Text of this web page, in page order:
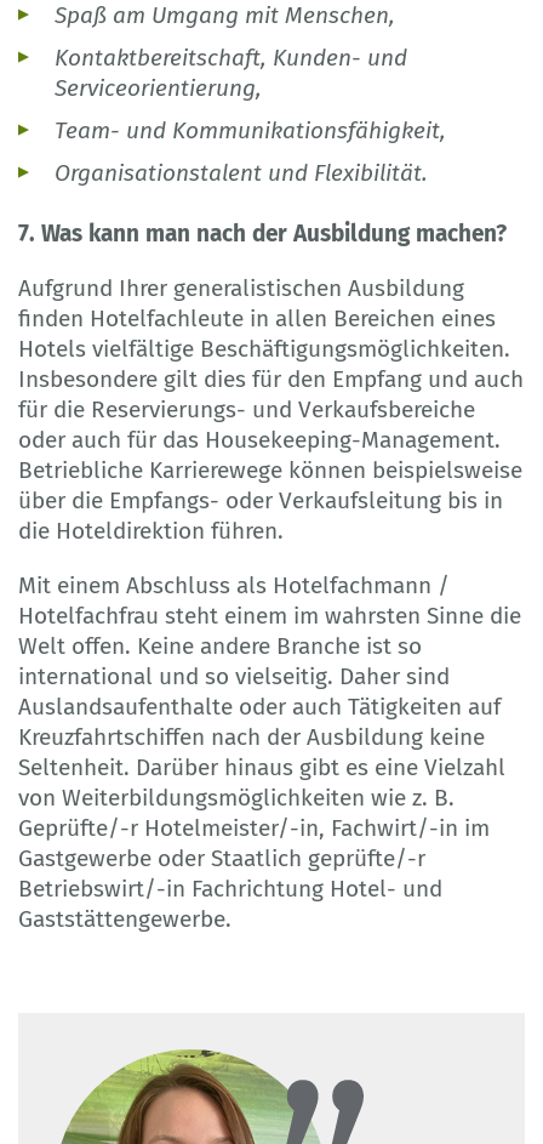
Spaß am Umgang mit Menschen,
Kontaktbereitschaft, Kunden- und
Serviceorientierung,
Team- und Kommunikationsfähigkeit,
Organisationstalent und Flexibilität.
7. Was kann man nach der Ausbildung machen?
Aufgrund Ihrer generalistischen Ausbildung
finden Hotelfachleute in allen Bereichen eines
Hotels vielfältige Beschäftigungsmöglichkeiten.
Insbesondere gilt dies für den Empfang und auch
für die Reservierungs- und Verkaufsbereiche
oder auch für das Housekeeping-Management.
Betriebliche Karrierewege können beispielsweise
über die Empfangs- oder Verkaufsleitung bis in
die Hoteldirektion führen.
Mit einem Abschluss als Hotelfachmann /
Hotelfachfrau steht einem im wahrsten Sinne die
Welt offen. Keine andere Branche ist so
international und so vielseitig. Daher sind
Auslandsaufenthalte oder auch Tätigkeiten auf
Kreuzfahrtschiffen nach der Ausbildung keine
Seltenheit. Darüber hinaus gibt es eine Vielzahl
von Weiterbildungsmöglichkeiten wie z. B.
Geprüfte/-r Hotelmeister/-in, Fachwirt/-in im
Gastgewerbe oder Staatlich geprüfte/-r
Betriebswirt/-in Fachrichtung Hotel- und
Gaststättengewerbe.